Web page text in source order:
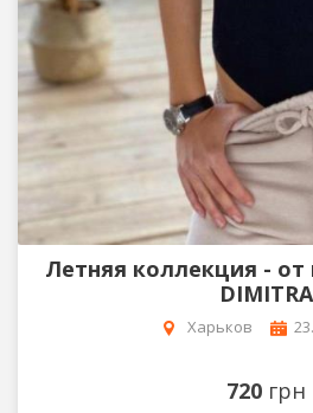
Летняя коллекция -
DIMITRA
Харьков
720 грн